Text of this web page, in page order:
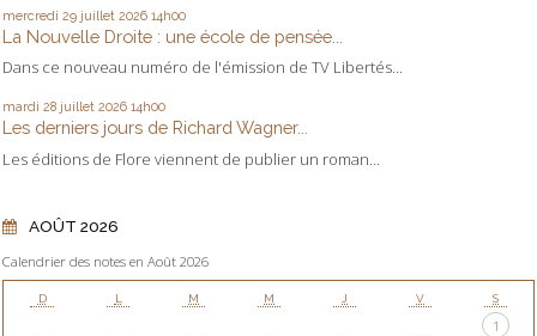
mercredi 29 juillet 2026 14h00
La Nouvelle Droite : une école de pensée...
Dans ce nouveau numéro de l'émission de TV Libertés...
mardi 28 juillet 2026 14h00
Les derniers jours de Richard Wagner...
Les éditions de Flore viennent de publier un roman...
AOÛT 2026
Calendrier des notes en Août 2026
D L M M J V S
1